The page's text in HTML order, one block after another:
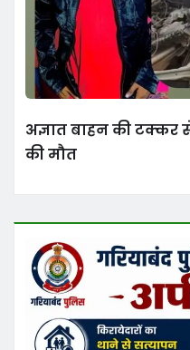
अज्ञात बाहन की टक्कर
की मौत